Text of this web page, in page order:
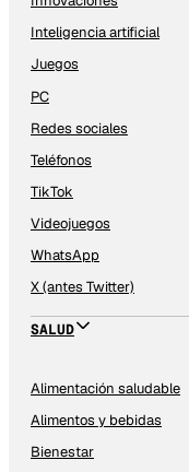
Inteligencia artificial
Juegos
PC
Redes sociales
Teléfonos
TikTok
Videojuegos
WhatsApp
X (antes Twitter)
SALUD
Alimentación saludable
Alimentos y bebidas
Bienestar